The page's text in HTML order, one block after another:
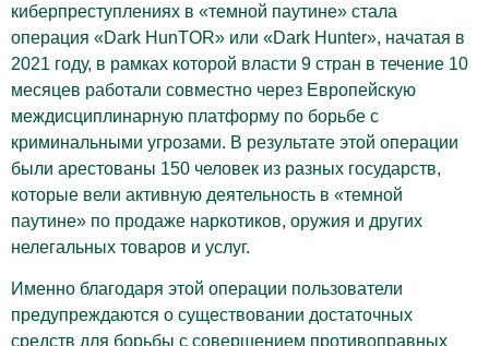
киберпреступлениях в «темной паутине» стала
операция «Dark HunTOR» или «Dark Hunter», начатая в
2021 году, в рамках которой власти 9 стран в течение 10
месяцев работали совместно через Европейскую
междисциплинарную платформу по борьбе с
криминальными угрозами. В результате этой операции
были арестованы 150 человек из разных государств,
которые вели активную деятельность в «темной
паутине» по продаже наркотиков, оружия и других
нелегальных товаров и услуг.
Именно благодаря этой операции пользователи
предупреждаются о существовании достаточных
средств для борьбы с совершением противоправных